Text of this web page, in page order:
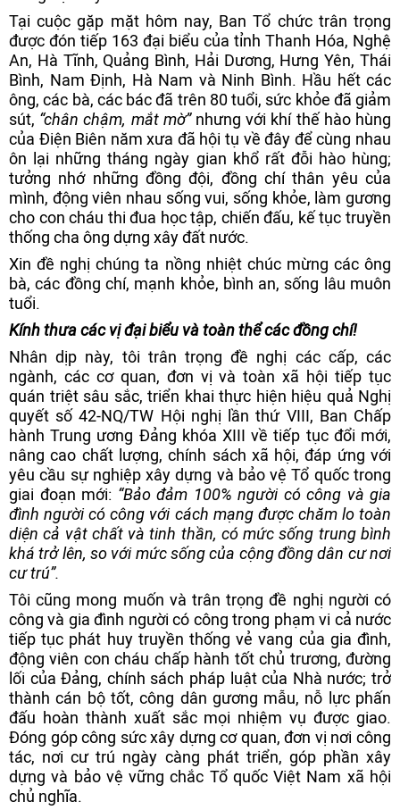
Tại cuộc gặp mặt hôm nay, Ban Tổ chức trân trọng
được đón tiếp 163 đại biểu của tỉnh Thanh Hóa, Nghệ
An, Hà Tĩnh, Quảng Bình, Hải Dương, Hưng Yên, Thái
Bình, Nam Định, Hà Nam và Ninh Bình. Hầu hết các
ông, các bà, các bác đã trên 80 tuổi, sức khỏe đã giảm
sút, “chân chậm, mắt mờ”nhưng với khí thế hào hùng
của Điện Biên năm xưa đã hội tụ về đây để cùng nhau
ôn lại những tháng ngày gian khổ rất đỗi hào hùng;
tưởng nhớ những đồng đội, đồng chí thân yêu của
mình, động viên nhau sống vui, sống khỏe, làm gương
cho con cháu thi đua học tập, chiến đấu, kế tục truyền
thống cha ông dựng xây đất nước.
Xin đề nghị chúng ta nồng nhiệt chúc mừng các ông
bà, các đồng chí, mạnh khỏe, bình an, sống lâu muôn
tuổi.
Kính thưa các vị đại biểu và toàn thể các đồng chí!
Nhân dịp này, tôi trân trọng đề nghị các cấp, các
ngành, các cơ quan, đơn vị và toàn xã hội tiếp tục
quán triệt sâu sắc, triển khai thực hiện hiệu quả Nghị
quyết số 42-NQ/TW Hội nghị lần thứ VIII, Ban Chấp
hành Trung ương Đảng khóa XIII về tiếp tục đổi mới,
nâng cao chất lượng, chính sách xã hội, đáp ứng với
yêu cầu sự nghiệp xây dựng và bảo vệ Tổ quốc trong
giai đoạn mới: “Bảo đảm 100% người có công và gia
đình người có công với cách mạng được chăm lo toàn
diện cả vật chất và tinh thần, có mức sống trung bình
khá trở lên, so với mức sống của cộng đồng dân cư nơi
cư trú”.
Tôi cũng mong muốn và trân trọng đề nghị người có
công và gia đình người có công trong phạm vi cả nước
tiếp tục phát huy truyền thống vẻ vang của gia đình,
động viên con cháu chấp hành tốt chủ trương, đường
lối của Đảng, chính sách pháp luật của Nhà nước; trở
thành cán bộ tốt, công dân gương mẫu, nỗ lực phấn
đấu hoàn thành xuất sắc mọi nhiệm vụ được giao.
Đóng góp công sức xây dựng cơ quan, đơn vị nơi công
tác, nơi cư trú ngày càng phát triển, góp phần xây
dựng và bảo vệ vững chắc Tổ quốc Việt Nam xã hội
chủ nghĩa.